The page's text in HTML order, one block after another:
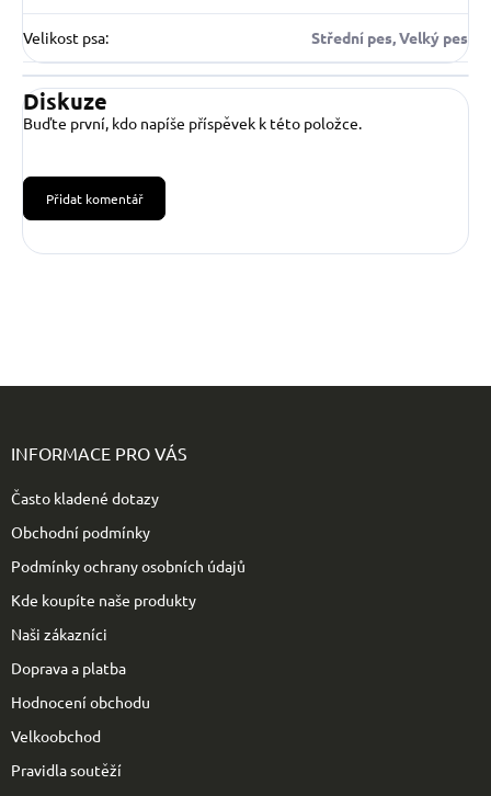
Velikost psa: Střední pes, Velký pes
Diskuze
Buďte první, kdo napíše příspěvek k této položce.
Přidat komentář
INFORMACE PRO VÁS
Často kladené dotazy
Obchodní podmínky
Podmínky ochrany osobních údajů
Kde koupíte naše produkty
Naši zákazníci
Doprava a platba
Hodnocení obchodu
Velkoobchod
Pravidla soutěží